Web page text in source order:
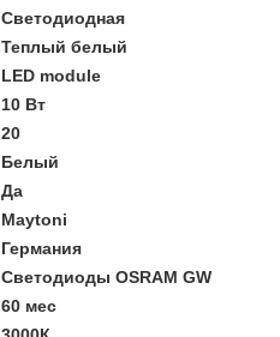
Светодиодная
Теплый белый
LED module
10 Вт
20
Белый
Да
Maytoni
Германия
Светодиоды OSRAM GW
60 мес